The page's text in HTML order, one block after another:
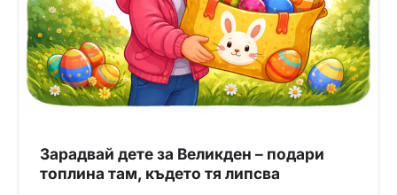
Зарадвай дете за Великден – подари
топлина там, където тя липсва